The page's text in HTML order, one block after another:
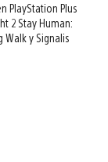
PlayStation Plus
2 Stay Human:
Walk y Signalis